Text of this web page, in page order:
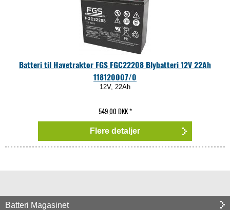
Batteri til Havetraktor FGS FGC22208 Blybatteri 12V 22Ah
118120007/0
12V, 22Ah
549,00 DKK*
Flere detaljer
Batteri Magasinet